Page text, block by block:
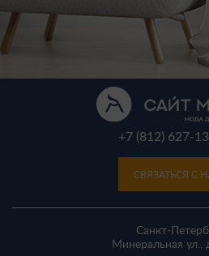
+7 (812) 627-
СВЯЗАТЬСЯ С
Санкт-
Минеральная ул.,